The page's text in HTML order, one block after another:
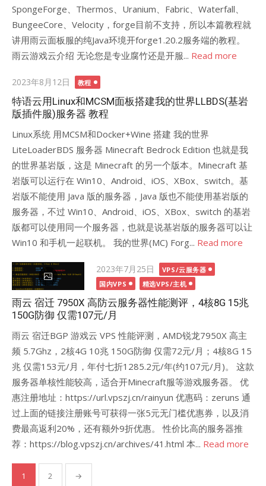
SpongeForge、Thermos、Uranium、Fabric、Waterfall、
BungeeCore、Velocity，forge目前不支持，所以本篇教程就
讲用雨云面板服的纯Java环境开forge1.20.2服务端的教程。
雨云游戏云介绍 无论您是专业腐竹还是开服... Read more
Posted
on
2023年8月12日 教程
特语云用Linux和MCSM面板搭建我的世界LLBDS(基岩
版插件服)服务器 教程
Linux系统 用MCSM和Docker+Wine 搭建 我的世界
LiteLoaderBDS 服务器 Minecraft Bedrock Edition 也就是我
的世界基岩版，这是 Minecraft 的另一个版本。Minecraft 基
岩版可以运行在 Win10、Android、iOS、XBox、switch。基
岩版不能使用 Java 版的服务器，Java 版也不能使用基岩版的
服务器，不过 Win10、Android、iOS、XBox、switch 的基岩
版都可以使用同一个服务器，也就是说基岩版的服务器可以让
Win10 和手机一起联机。 我的世界(MC) Forg... Read more
Posted
on
2023年7月25日
VPS/云服务器
国内VPS
精选VPS/主机
雨云 宿迁 7950X 高防云服务器性能测评，4核8G 15兆
150G防御 仅需107元/月
雨云 宿迁BGP 游戏云 VPS 性能评测，AMD锐龙7950X 高主
频 5.7Ghz，2核4G 10兆 150G防御 仅需72元/月；4核8G 15
兆 仅需153元/月，年付七折1285.2元/年(约107元/月)。 这款
服务器单核性能较高，适合开Minecraft服等游戏服务器。 优
惠注册地址：https://url.vpszj.cn/rainyun 优惠码：zeruns 通
过上面的链接注册账号可获得一张5元无门槛优惠券，以及消
费最高返利20%，还有额外9折优惠。 性价比高的服务器推
荐：https://blog.vpszj.cn/archives/41.html 本... Read more
文1 2 →